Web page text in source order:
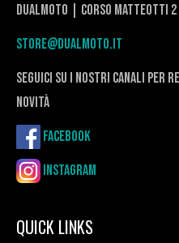
DualMoto | corso Matteotti 2
store@dualmoto.it
seguici su i nostri canali per
novità
Facebook
Instagram
QUICK LINKS